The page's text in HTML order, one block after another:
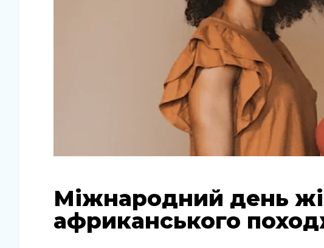
Міжнародний день
африканського